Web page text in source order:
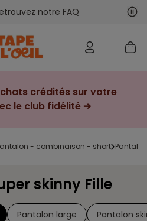
notre FAQ
crédités sur votre
le club fidélité ➔
pantalon - combinaison - short pantalon
skinny Fille
Pantalon large Pantalon